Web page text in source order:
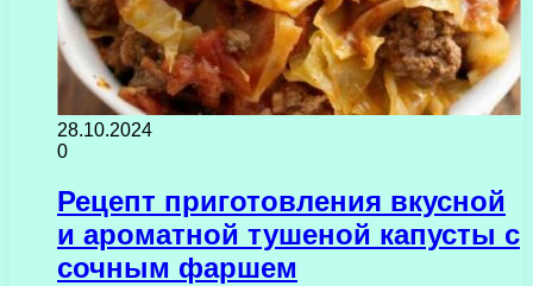
28.10.2024
0
Рецепт приготовления вкусной
и ароматной тушеной капусты с
сочным фаршем